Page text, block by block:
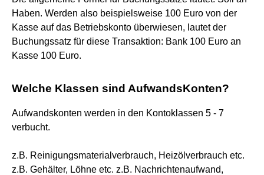
Haben. Werden also beispielsweise 100 Euro von der
Kasse auf das Betriebskonto überwiesen, lautet der
Buchungssatz für diese Transaktion: Bank 100 Euro an
Kasse 100 Euro.
Welche Klassen sind AufwandsKonten?
Aufwandskonten werden in den Kontoklassen 5 - 7
verbucht.
z.B. Reinigungsmaterialverbrauch, Heizölverbrauch etc.
z.B. Gehälter, Löhne etc. z.B. Nachrichtenaufwand,